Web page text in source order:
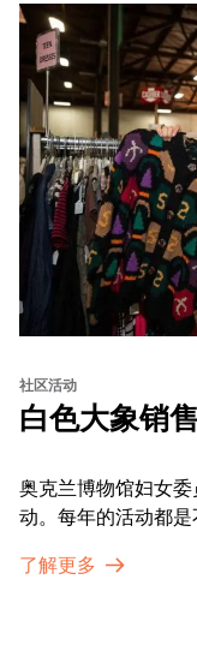
社区活动
白色大象销售
奥克兰博物馆妇女
动。每年的活动都是
了解更多